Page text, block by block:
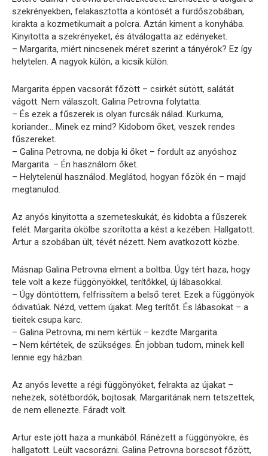
szekrényekben, felakasztotta a köntösét a fürdőszobában,
kirakta a kozmetikumait a polcra. Aztán kiment a konyhába.
Kinyitotta a szekrényeket, és átválogatta az edényeket.
– Margarita, miért nincsenek méret szerint a tányérok? Ez így
helytelen. A nagyok külön, a kicsik külön.
Margarita éppen vacsorát főzött – csirkét sütött, salátát
vágott. Nem válaszolt. Galina Petrovna folytatta:
– És ezek a fűszerek is olyan furcsák nálad. Kurkuma,
koriander… Minek ez mind? Kidobom őket, veszek rendes
fűszereket.
– Galina Petrovna, ne dobja ki őket – fordult az anyóshoz
Margarita. – Én használom őket.
– Helytelenül használod. Meglátod, hogyan főzök én – majd
megtanulod.
Az anyós kinyitotta a szemeteskukát, és kidobta a fűszerek
felét. Margarita ökölbe szorította a kést a kezében. Hallgatott.
Artur a szobában ült, tévét nézett. Nem avatkozott közbe.
Másnap Galina Petrovna elment a boltba. Úgy tért haza, hogy
tele volt a keze függönyökkel, terítőkkel, új lábasokkal.
– Úgy döntöttem, felfrissítem a belső teret. Ezek a függönyök
ódivatúak. Nézd, vettem újakat. Meg terítőt. És lábasokat – a
tieitek csupa karc.
– Galina Petrovna, mi nem kértük – kezdte Margarita.
– Nem kértétek, de szükséges. Én jobban tudom, minek kell
lennie egy házban.
Az anyós levette a régi függönyöket, felrakta az újakat –
nehezek, sötétbordók, bojtosak. Margaritának nem tetszettek,
de nem ellenezte. Fáradt volt.
Artur este jött haza a munkából. Ránézett a függönyökre, és
hallgatott. Leült vacsorázni. Galina Petrovna borscsot főzött,